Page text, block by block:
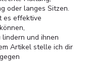
oder langes Sitzen.
es effektive
lindern und ihnen
Artikel stelle ich dir